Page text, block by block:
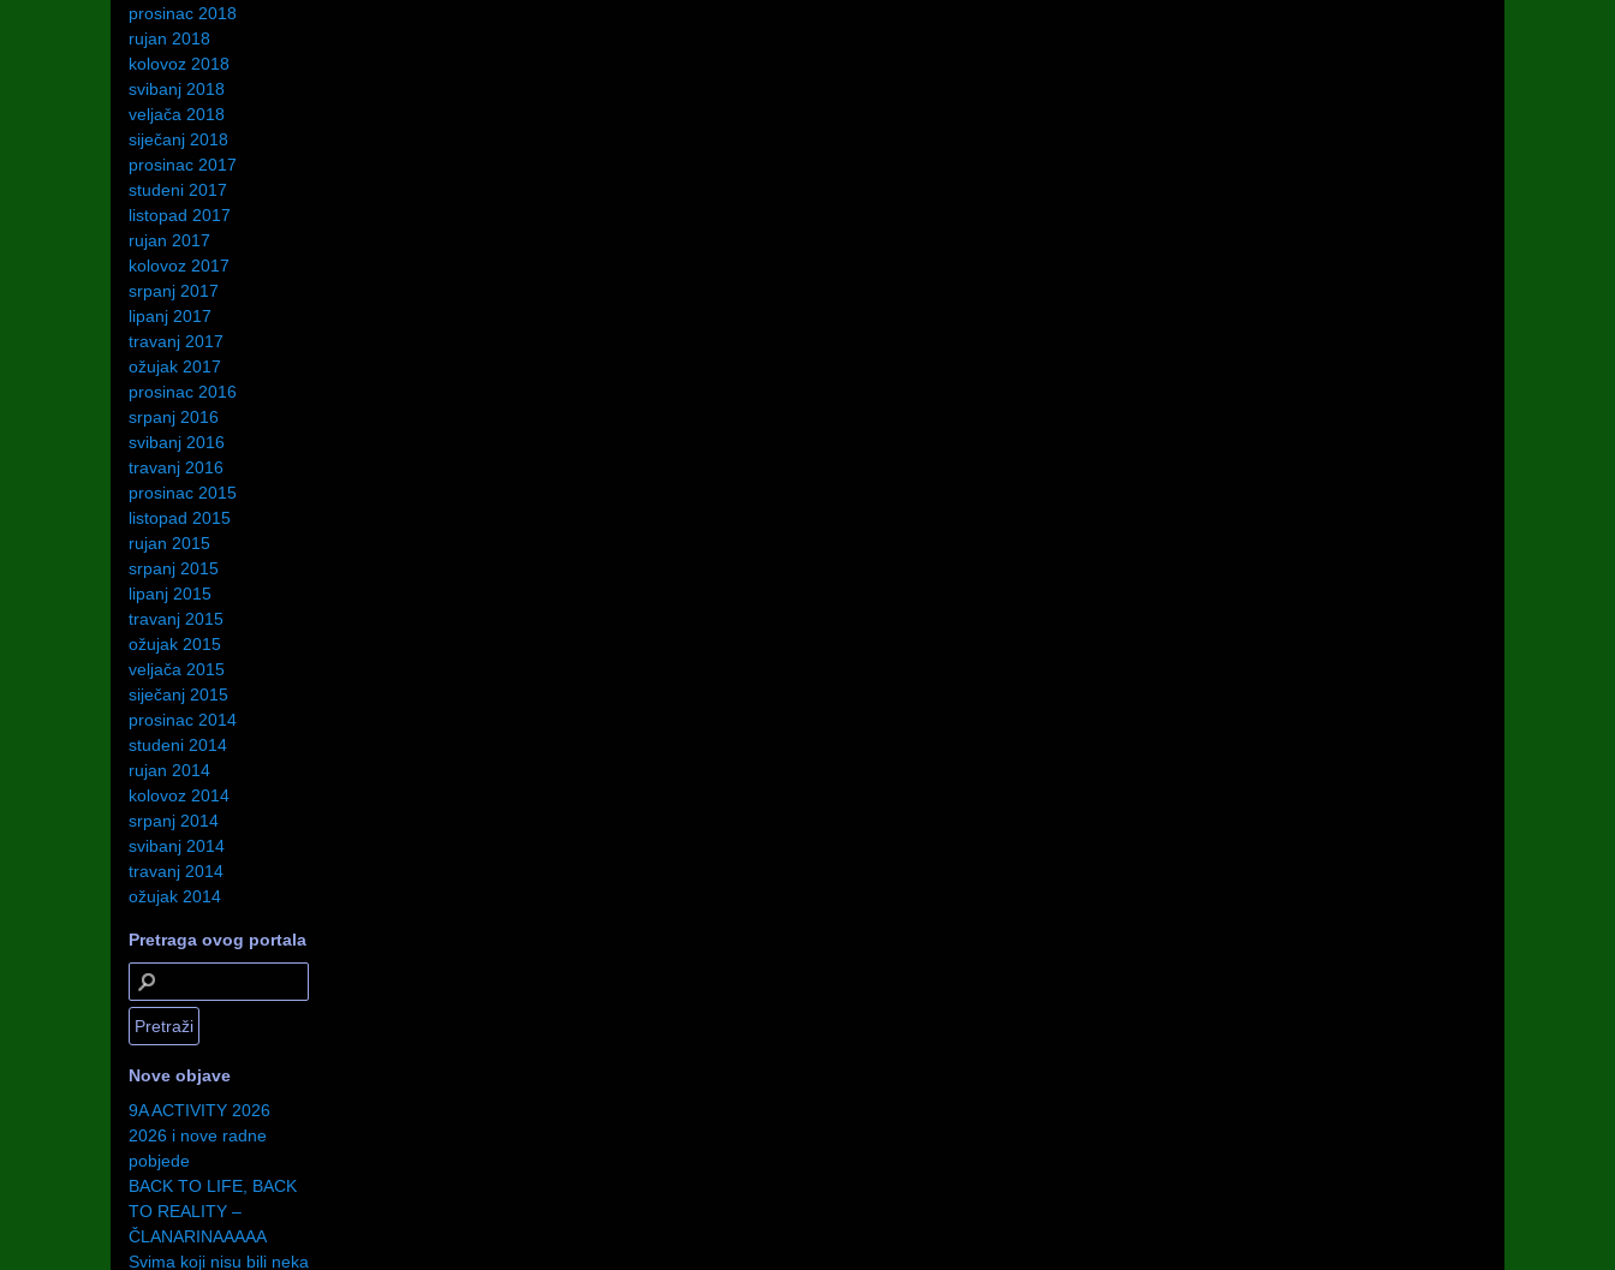
prosinac 2018
rujan 2018
kolovoz 2018
svibanj 2018
veljača 2018
siječanj 2018
prosinac 2017
studeni 2017
listopad 2017
rujan 2017
kolovoz 2017
srpanj 2017
lipanj 2017
travanj 2017
ožujak 2017
prosinac 2016
srpanj 2016
svibanj 2016
travanj 2016
prosinac 2015
listopad 2015
rujan 2015
srpanj 2015
lipanj 2015
travanj 2015
ožujak 2015
veljača 2015
siječanj 2015
prosinac 2014
studeni 2014
rujan 2014
kolovoz 2014
srpanj 2014
svibanj 2014
travanj 2014
ožujak 2014
Pretraga ovog portala
Nove objave
9A ACTIVITY 2026
2026 i nove radne
pobjede
BACK TO LIFE, BACK
TO REALITY –
ČLANARINAAAAA
Svima koji nisu bili neka